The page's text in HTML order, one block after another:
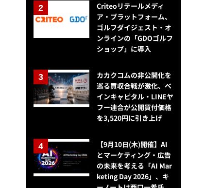
Criteoリテールメディ
ア・プラットフォーム、
ゴルフダイジェスト・オ
ンラインの「GDOゴルフ
ショップ」に導入
カカクコムの非公開化を
巡る買収合戦が激化、ベ
インキャピタル・LINEヤ
フー連合が公開買付価格
を3,520円に引き上げ
【9月10日(木)開催】AI
とマーケティング・広告
の未来を考える「AI Mar
keting Day 2026」、キ